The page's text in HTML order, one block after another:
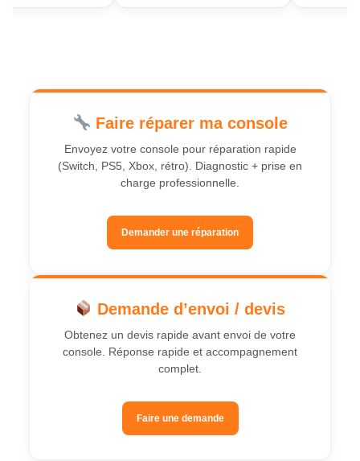
Faire réparer ma console
Envoyez votre console pour réparation rapide
(Switch, PS5, Xbox, rétro). Diagnostic + prise en
charge professionnelle.
Demander une réparation
Demande d’envoi / devis
Obtenez un devis rapide avant envoi de votre
console. Réponse rapide et accompagnement
complet.
Faire une demande